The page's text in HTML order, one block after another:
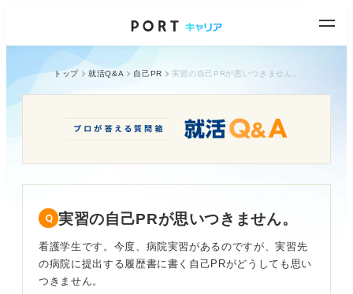
トップ 就活Q&A 自己PR 実習の自己PRが思いつきません。
実習の自己PRが思いつきません。
看護学生です。今度、病院実習があるのですが、実習先
の病院に提出する履歴書に書く自己PRがどうしても思い
つきません。